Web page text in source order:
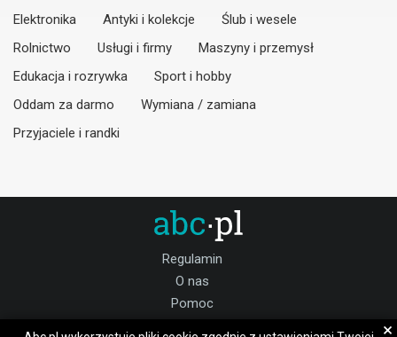
Elektronika
Antyki i kolekcje
Ślub i wesele
Rolnictwo
Usługi i firmy
Maszyny i przemysł
Edukacja i rozrywka
Sport i hobby
Oddam za darmo
Wymiana / zamiana
Przyjaciele i randki
Regulamin
O nas
Pomoc
×